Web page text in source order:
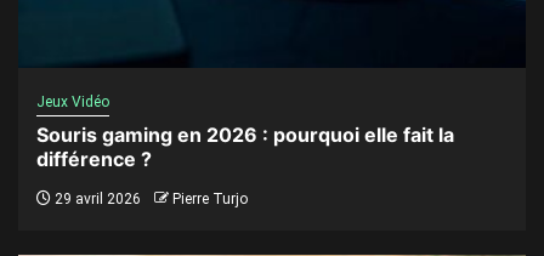
Jeux Vidéo
Souris gaming en 2026 : pourquoi elle fait la
différence ?
29 avril 2026 Pierre Turjo